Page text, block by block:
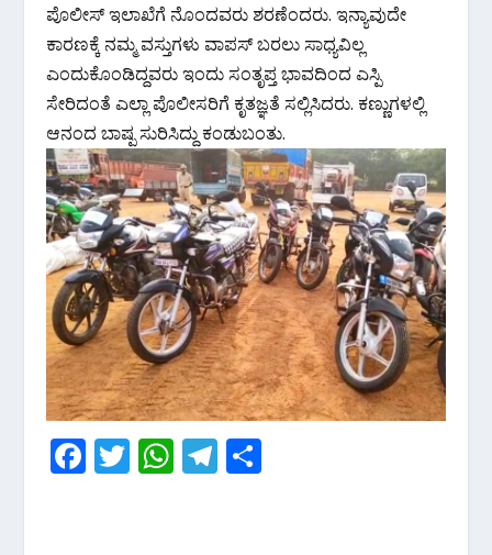
ಪೊಲೀಸ್ ಇಲಾಖೆಗೆ ನೊಂದವರು ಶರಣೆಂದರು. ಇನ್ಯಾವುದೇ
ಕಾರಣಕ್ಕೆ ನಮ್ಮ ವಸ್ತುಗಳು ವಾಪಸ್ ಬರಲು ಸಾಧ್ಯವಿಲ್ಲ
ಎಂದುಕೊಂಡಿದ್ದವರು ಇಂದು ಸಂತೃಪ್ತ ಭಾವದಿಂದ ಎಸ್ಪಿ
ಸೇರಿದಂತೆ ಎಲ್ಲಾ ಪೊಲೀಸರಿಗೆ ಕೃತಜ್ಞತೆ ಸಲ್ಲಿಸಿದರು. ಕಣ್ಣುಗಳಲ್ಲಿ
ಆನಂದ ಬಾಷ್ಪ ಸುರಿಸಿದ್ದು ಕಂಡುಬಂತು.
F T W T